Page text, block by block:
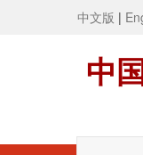
中文版 |
中